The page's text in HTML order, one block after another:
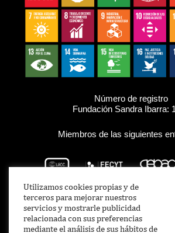
Número de registro
Fundación Sandra Ibarra:
Miembros de las siguientes
Utilizamos cookies propias y de
terceros para mejorar nuestros
servicios y mostrarle publicidad
relacionada con sus preferencias
mediante el análisis de sus hábitos de